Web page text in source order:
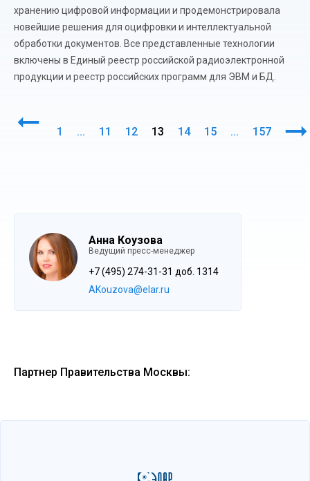
Анна Коузова
Ведущий пресс-менеджер
+7 (495) 274-31-31 доб. 1314
AKouzova@elar.ru
Партнер Правительства Москвы:
хранению цифровой информации и продемонстрировала
новейшие решения для оцифровки и интеллектуальной
обработки документов. Все представленные технологии
включены в Единый реестр российской радиоэлектронной
продукции и реестр российских программ для ЭВМ и БД.
1 ... 11 12 13 14 15 ... 157